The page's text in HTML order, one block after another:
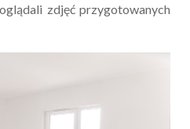
zdjęć przygotowanych